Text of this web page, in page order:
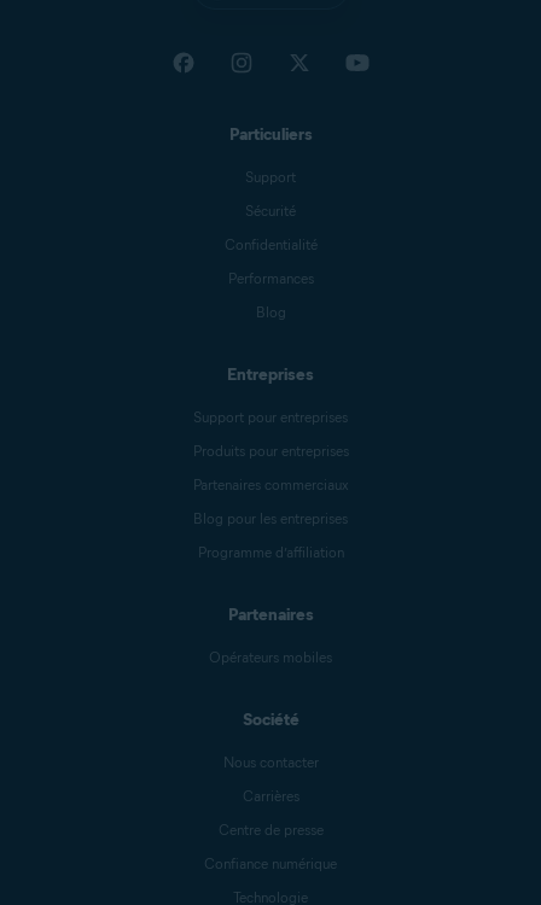
Particuliers
Support
Sécurité
Confidentialité
Performances
Blog
Entreprises
Support pour entreprises
Produits pour entreprises
Partenaires commerciaux
Blog pour les entreprises
Programme d’affiliation
Partenaires
Opérateurs mobiles
Société
Nous contacter
Carrières
Centre de presse
Confiance numérique
Technologie